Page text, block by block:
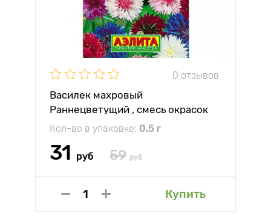
0 отзывов
Василек махровый
Раннецветущий , смесь окрасок
Аэлита
Кол-во в упаковке: 0.5 г
31 руб 59 руб
Купить